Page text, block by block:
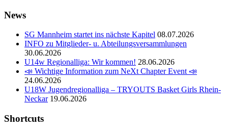
News
SG Mannheim startet ins nächste Kapitel 08.07.2026
INFO zu Mitglieder- u. Abteilungsversammlungen
30.06.2026
U14w Regionalliga: Wir kommen! 28.06.2026
📣 Wichtige Information zum NeXt Chapter Event 📣
24.06.2026
U18W Jugendregionalliga – TRYOUTS Basket Girls Rhein-
Neckar 19.06.2026
Shortcuts